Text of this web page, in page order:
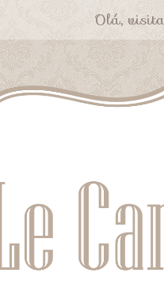
Olá,